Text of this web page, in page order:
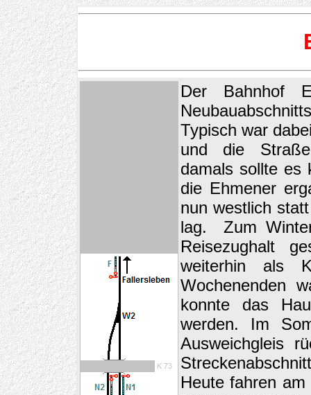
Der Bahnhof
Typisch war
und die
damals sollte es
die Ehmener
nun westlich
lag. Zum
Reisezughalt
weiterhin als
Wochenenden
konnte das
werden. Im
Ausweichgleis
Heute fahren am